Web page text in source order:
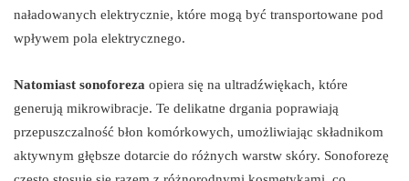
naładowanych elektrycznie, które mogą być transportowane pod
wpływem pola elektrycznego.
Natomiast sonoforeza opiera się na ultradźwiękach, które
generują mikrowibracje. Te delikatne drgania poprawiają
przepuszczalność błon komórkowych, umożliwiając składnikom
aktywnym głębsze dotarcie do różnych warstw skóry. Sonoforezę